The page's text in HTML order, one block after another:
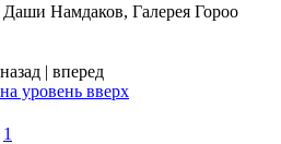
Даши Намдаков, Галерея Гороо
назад | вперед
на уровень вверх
1